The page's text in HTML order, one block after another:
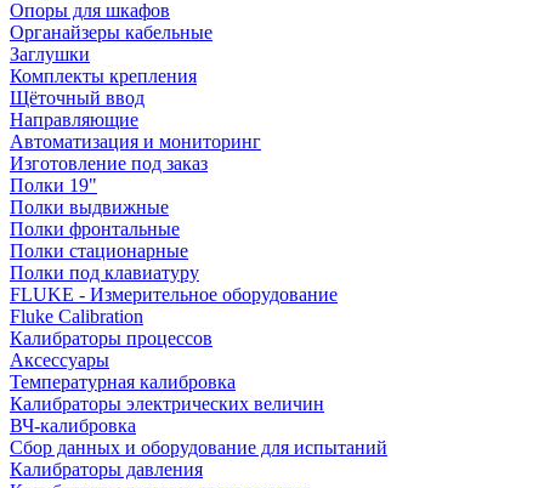
Опоры для шкафов
Органайзеры кабельные
Заглушки
Комплекты крепления
Щёточный ввод
Направляющие
Автоматизация и мониторинг
Изготовление под заказ
Полки 19"
Полки выдвижные
Полки фронтальные
Полки стационарные
Полки под клавиатуру
FLUKE - Измерительное оборудование
Fluke Calibration
Калибраторы процессов
Аксессуары
Температурная калибровка
Калибраторы электрических величин
ВЧ-калибровка
Сбор данных и оборудование для испытаний
Калибраторы давления